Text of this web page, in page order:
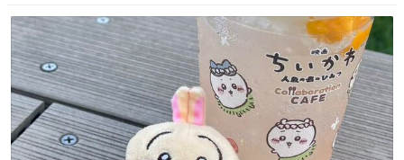
いでかいライチュウに。
ト
数
数